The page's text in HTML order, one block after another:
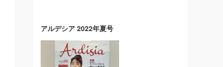
アルデシア 2022年夏号